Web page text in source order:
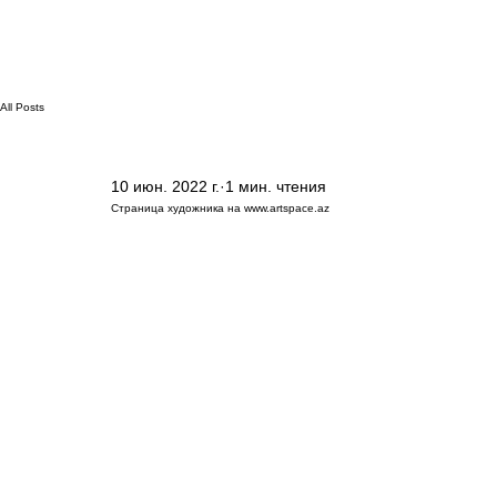
All Posts
Страница художника на www.artspace.az
10 июн. 2022 г. 1 мин. чтения